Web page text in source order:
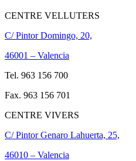
CENTRE VELLUTERS
C/ Pintor Domingo, 20,
46001 – Valencia
Tel. 963 156 700
Fax. 963 156 701
CENTRE VIVERS
C/ Pintor Genaro Lahuerta, 25,
46010 – Valencia